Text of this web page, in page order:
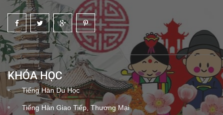
KHÓA HỌC
Tiếng Hàn Du Học
Tiếng Hàn Giao Tiếp, Thương Mại